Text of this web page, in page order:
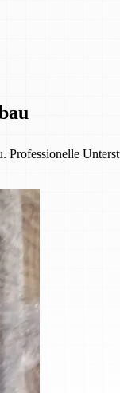
Professionelle